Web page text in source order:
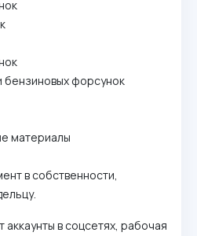
бензиновых форсунок
материалы
в собственности,
аккаунты в соцсетях, рабочая